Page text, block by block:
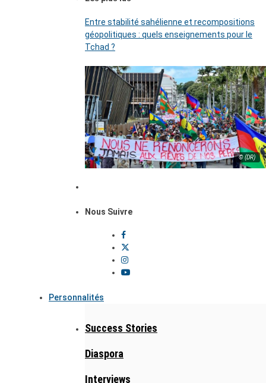
Entre stabilité sahélienne et recompositions
géopolitiques : quels enseignements pour le
Tchad ?
© (DR)
Nous Suivre
Personnalités
Success Stories
Diaspora
Interviews